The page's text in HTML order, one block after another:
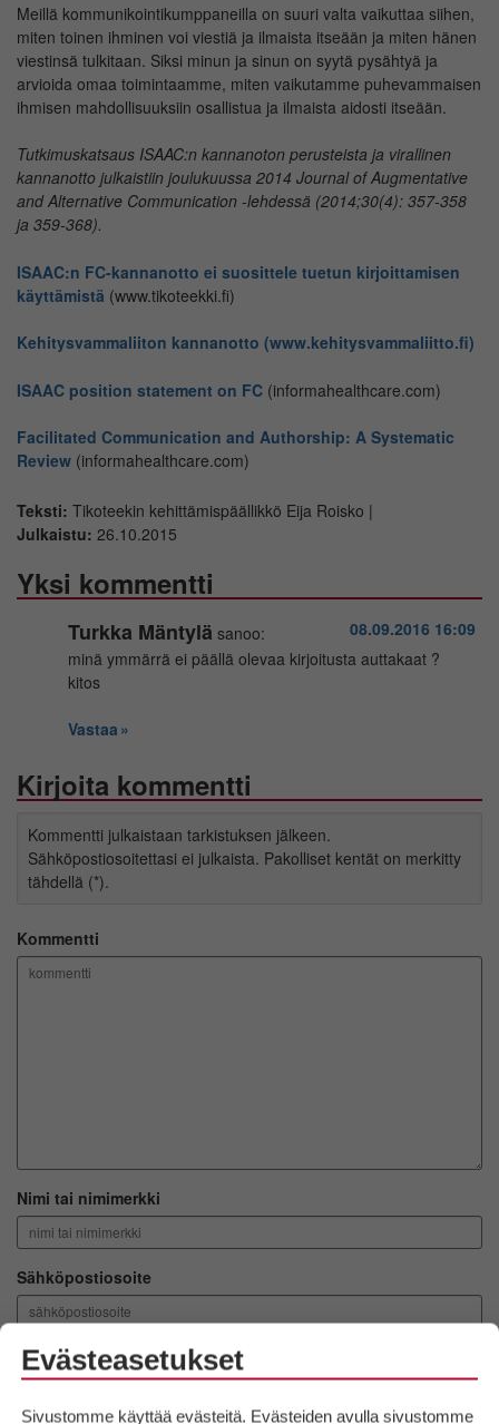
Meillä kommunikointikumppaneilla on suuri valta vaikuttaa siihen,
miten toinen ihminen voi viestiä ja ilmaista itseään ja miten hänen
viestinsä tulkitaan. Siksi minun ja sinun on syytä pysähtyä ja
arvioida omaa toimintaamme, miten vaikutamme puhevammaisen
ihmisen mahdollisuuksiin osallistua ja ilmaista aidosti itseään.
Tutkimuskatsaus ISAAC:n kannanoton perusteista ja virallinen
kannanotto julkaistiin joulukuussa 2014 Journal of Augmentative
and Alternative Communication -lehdessä (2014;30(4): 357-358
ja 359-368).
ISAAC:n FC-kannanotto ei suosittele tuetun kirjoittamisen
käyttämistä (www.tikoteekki.fi)
Kehitysvammaliiton kannanotto (www.kehitysvammaliitto.fi)
ISAAC position statement on FC (informahealthcare.com)
Facilitated Communication and Authorship: A Systematic
Review (informahealthcare.com)
Teksti: Tikoteekin kehittämispäällikkö Eija Roisko |
Julkaistu: 26.10.2015
Yksi kommentti
Turkka Mäntylä sanoo:
08.09.2016 16:09
minä ymmärrä ei päällä olevaa kirjoitusta auttakaat ?
kitos
Vastaa
Kirjoita kommentti
Kommentti julkaistaan tarkistuksen jälkeen.
Sähköpostiosoitettasi ei julkaista. Pakolliset kentät on merkitty
tähdellä (*).
Kommentti
Nimi tai nimimerkki
Sähköpostiosoite
Lähetä kommentti
Evästeasetukset
Sivustomme käyttää evästeitä. Evästeiden avulla sivustomme